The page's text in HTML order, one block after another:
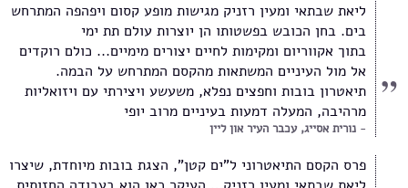
ליאת שבתאי ומעין רזניק מגישות מופע קסום ויפהפה המתרחש
בים. בחן הכובש בפשטותו הן יוצרות עולם תת ימי
בתוך אקווריום ומקימות לחיים יצורים מימיים... כולם רוקדים
אל מול העיניים המשתאות מהקסם המתרחש על הבמה.
תיאטרון בובות וחפצים נפלא, משעשע ויצירתי עם ויזואליות
מרהיבה, המעלה דמעות בעיניים מרוב יופי
נורית אסייג, עכבר העיר און ליין
פרס הקסם התיאטרוני ל"ים קטן", הצגת בובות מיוחדת, שיצרו